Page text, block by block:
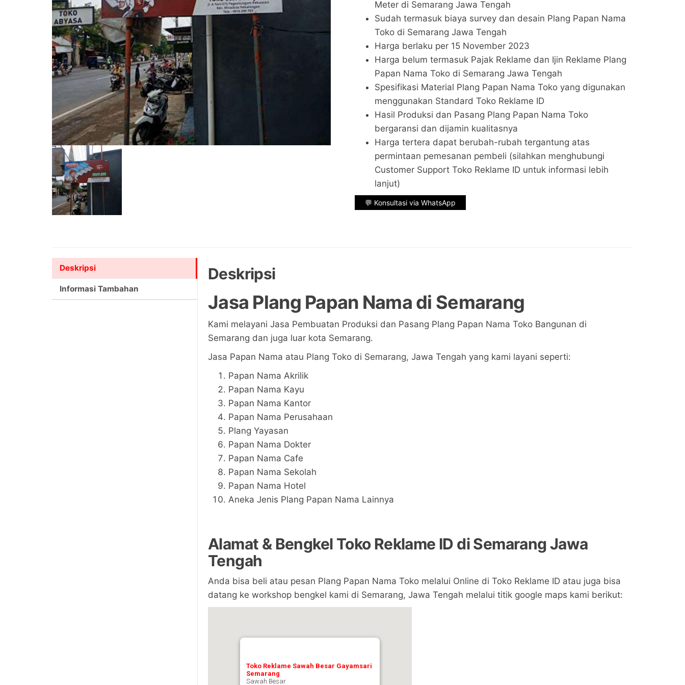
Meter di Semarang Jawa Tengah
Sudah termasuk biaya survey dan desain Plang Papan Nama
Toko di Semarang Jawa Tengah
Harga berlaku per 15 November 2023
Harga belum termasuk Pajak Reklame dan Ijin Reklame Plang
Papan Nama Toko di Semarang Jawa Tengah
Spesifikasi Material Plang Papan Nama Toko yang digunakan
menggunakan Standard Toko Reklame ID
Hasil Produksi dan Pasang Plang Papan Nama Toko
bergaransi dan dijamin kualitasnya
Harga tertera dapat berubah-rubah tergantung atas
permintaan pemesanan pembeli (silahkan menghubungi
Customer Support Toko Reklame ID untuk informasi lebih
lanjut)
💬 Konsultasi via WhatsApp
Deskripsi
Informasi Tambahan
Deskripsi
Jasa Plang Papan Nama di Semarang
Kami melayani Jasa Pembuatan Produksi dan Pasang Plang Papan Nama Toko Bangunan di
Semarang dan juga luar kota Semarang.
Jasa Papan Nama atau Plang Toko di Semarang, Jawa Tengah yang kami layani seperti:
Papan Nama Akrilik
Papan Nama Kayu
Papan Nama Kantor
Papan Nama Perusahaan
Plang Yayasan
Papan Nama Dokter
Papan Nama Cafe
Papan Nama Sekolah
Papan Nama Hotel
Aneka Jenis Plang Papan Nama Lainnya
Alamat & Bengkel Toko Reklame ID di Semarang Jawa
Tengah
Anda bisa beli atau pesan Plang Papan Nama Toko melalui Online di Toko Reklame ID atau juga bisa
datang ke workshop bengkel kami di Semarang, Jawa Tengah melalui titik google maps kami berikut:
Toko Reklame Sawah Besar Gayamsari
Semarang
Sawah Besar